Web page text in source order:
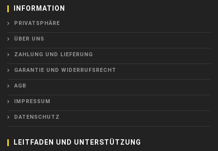
INFORMATION
PRIVATSPHÄRE
ÜBER UNS
ZAHLUNG UND LIEFERUNG
GARANTIE UND WIDERRUFSRECHT
AGB
IMPRESSUM
DATENSCHUTZ
LEITFADEN UND UNTERSTÜTZUNG